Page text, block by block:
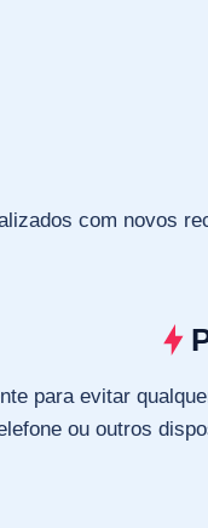
com novos
para evitar
ou outros